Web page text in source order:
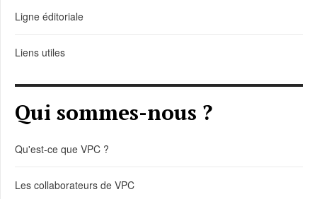
Ligne éditoriale
Liens utiles
Qui sommes-nous ?
Qu'est-ce que VPC ?
Les collaborateurs de VPC